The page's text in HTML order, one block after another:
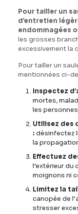
Pour tailler un
d’entretien
endommagées
les grosses
excessivement la
Pour tailler un
mentionnées ci-
Inspectez
mortes,
les
Utilisez des
: désinfectez
la
Effectuez
l’extérieur du
moignons ni
Limitez la
canopée de
stresser